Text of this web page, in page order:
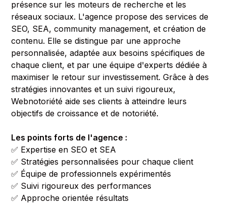
présence sur les moteurs de recherche et les
réseaux sociaux. L'agence propose des services de
SEO, SEA, community management, et création de
contenu. Elle se distingue par une approche
personnalisée, adaptée aux besoins spécifiques de
chaque client, et par une équipe d'experts dédiée à
maximiser le retour sur investissement. Grâce à des
stratégies innovantes et un suivi rigoureux,
Webnotoriété aide ses clients à atteindre leurs
objectifs de croissance et de notoriété.
Les points forts de l'agence :
✅ Expertise en SEO et SEA
✅ Stratégies personnalisées pour chaque client
✅ Équipe de professionnels expérimentés
✅ Suivi rigoureux des performances
✅ Approche orientée résultats